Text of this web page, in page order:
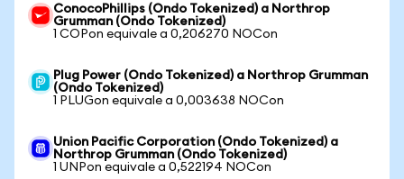
ConocoPhillips (Ondo Tokenized) a Northrop
Grumman (Ondo Tokenized)
1 COPon equivale a 0,206270 NOCon
Plug Power (Ondo Tokenized) a Northrop Grumman
(Ondo Tokenized)
1 PLUGon equivale a 0,003638 NOCon
Union Pacific Corporation (Ondo Tokenized) a
Northrop Grumman (Ondo Tokenized)
1 UNPon equivale a 0,522194 NOCon